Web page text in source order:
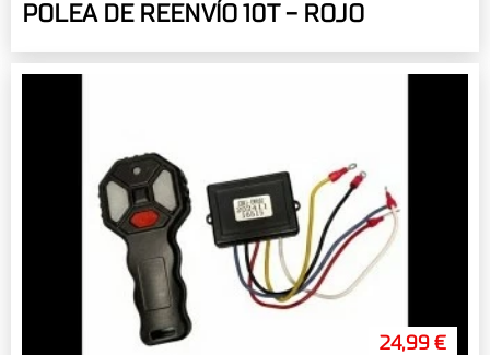
POLEA DE REENVÍO 10T - ROJO
24,99 €